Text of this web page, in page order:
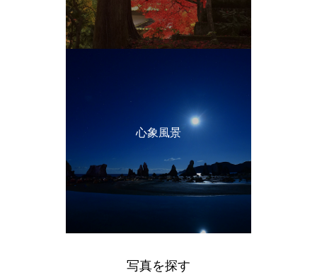
心象風景
写真を探す